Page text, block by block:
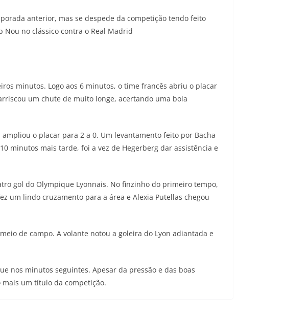
anterior, mas se despede da competição tendo feito
no clássico contra o Real Madrid
minutos. Logo aos 6 minutos, o time francês abriu o placar
um chute de muito longe, acertando uma bola
o placar para 2 a 0. Um levantamento feito por Bacha
minutos mais tarde, foi a vez de Hegerberg dar assistência e
gol do Olympique Lyonnais. No finzinho do primeiro tempo,
um lindo cruzamento para a área e Alexia Putellas chegou
de campo. A volante notou a goleira do Lyon adiantada e
nos minutos seguintes. Apesar da pressão e das boas
um título da competição.